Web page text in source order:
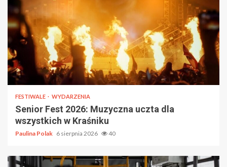
FESTIWALE WYDARZENIA
Senior Fest 2026: Muzyczna uczta dla
wszystkich w Kraśniku
Paulina Polak 6 sierpnia 2026 40